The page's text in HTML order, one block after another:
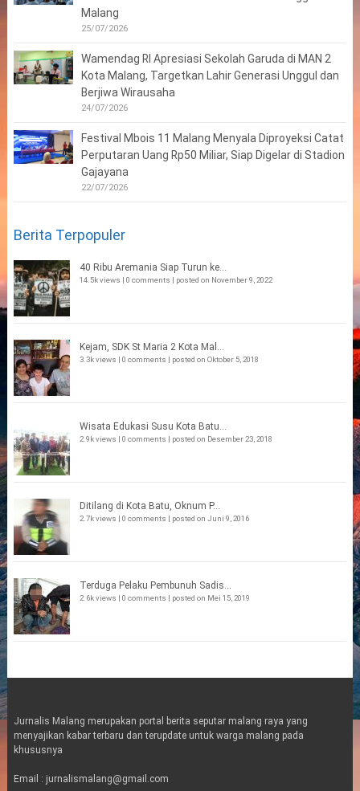
Malang
25/07/2026
Wamendag RI Apresiasi Sekolah Garuda di MAN 2
Kota Malang, Targetkan Lahir Generasi Unggul dan
Berjiwa Wirausaha
24/07/2026
Festival Mbois 11 Malang Menyala Diproyeksi Catat
Perputaran Uang Rp50 Miliar, Siap Digelar di Stadion
Gajayana
22/07/2026
Berita Terpopuler
40 Ribu Aremania Siap Turun ke...
14.5k views | 0 comments | posted on November 9, 2022
Kejam, SDK St Maria 2 Kota Mal...
3.3k views | 0 comments | posted on Oktober 5, 2018
Wisata Edukasi Susu Kota Batu...
2.9k views | 0 comments | posted on Desember 23, 2018
Ditilang di Kota Batu, Oknum P...
2.7k views | 0 comments | posted on Juni 9, 2016
Terduga Pelaku Pembunuh Sadis...
2.6k views | 0 comments | posted on Mei 15, 2019
Jurnalis Malang merupakan portal berita seputar malang raya yang
menyajikan kabar terbaru dan terupdate untuk warga malang pada
khususnya
Email : jurnalismalang@gmail.com